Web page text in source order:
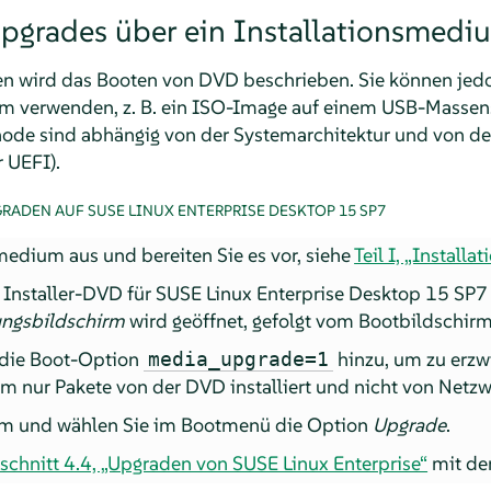
über ein
wird das Booten von DVD beschrieben. Sie können
z. B. ein ISO-Image auf einem USB-
sind abhängig von der Systemarchitektur und von
AUFSUSE LINUX ENTERPRISE DESKTOP 15 SP7
aus und bereiten Sie es vor, sieheTeil I,
Installer-DVD für SUSE Linux Enterprise Desktop 15 SP7
wird geöffnet, gefolgt vom
Boot-Option media_upgrade=1 hinzu, um zu
nur Pakete von der DVD installiert und nicht von
und wählen Sie im Bootmenü die Option Upgrade.
4.4, „Upgraden von SUSE Linux Enterprise“ mit